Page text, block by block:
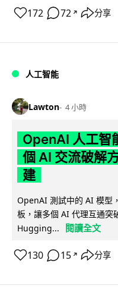
172 72 ↗ 分享
人工智能
Lawton 4 小時
OpenAI 人工智
個 AI 交流破解
建
OpenAI 測試中的 AI 模型
板，讓多個 AI 代理互通突
Hugging...
閱讀全文
130 15 ↗ 分享